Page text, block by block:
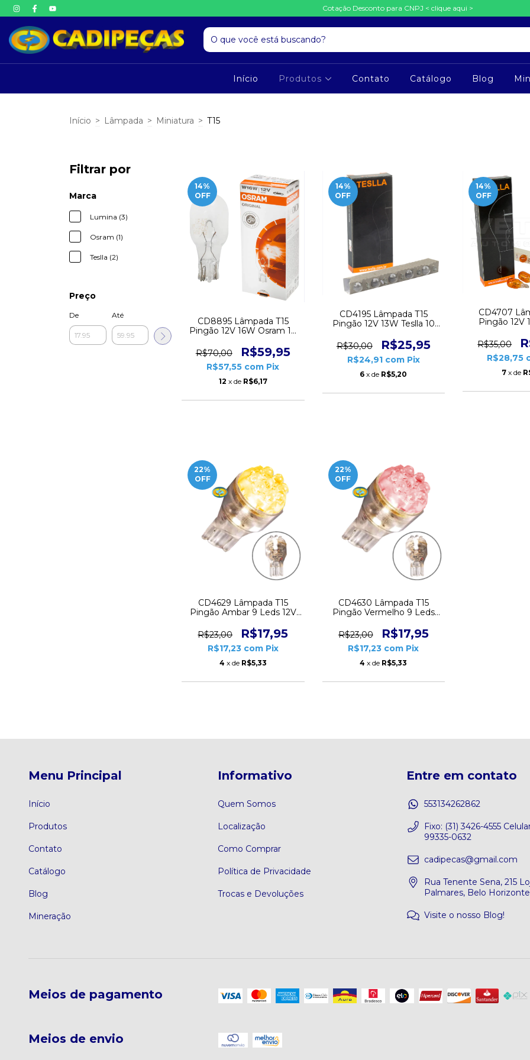
Cotação Desconto para CNPJ < clique aqui >
Início Produtos Contato Catálogo Blog
Início > Lâmpada > Miniatura > T15
Filtrar por
Marca
Lumina (3)
Osram (1)
Teslla (2)
Preço
De Até
14%
OFF
CD8895 Lâmpada T15
Pingão 12V 16W Osram 10
R$70,00
R$59,95
R$57,55 com Pix
12 x de R$6,17
14%
OFF
CD4195 Lâmpada T15
Pingão 12V 13W Teslla 10
R$30,00
R$25,95
R$24,91 com Pix
6 x de R$5,20
14%
OFF
CD4707
Pingão 12V
R$35,00
R$28,75
7 x de
22%
OFF
CD4629 Lâmpada T15
Pingão Ambar 9 Leds 12V
R$23,00
R$17,95
R$17,23 com Pix
4 x de R$5,33
22%
OFF
CD4630 Lâmpada T15
Pingão Vermelho 9 Leds
R$23,00
R$17,95
R$17,23 com Pix
4 x de R$5,33
Menu Principal
Início
Produtos
Contato
Catálogo
Blog
Mineração
Informativo
Quem Somos
Localização
Como Comprar
Política de Privacidade
Trocas e Devoluções
Entre em contato
553134262862
Fixo: (31) 3426-4555
99335-0632
cadipecas@gmail.com
Rua Tenente Sena, 215
Palmares, Belo
Visite o nosso Blog!
Meios de pagamento
Meios de envio